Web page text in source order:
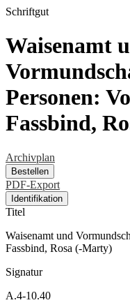
Schriftgut
Waisenamt
Personen:
Fassbind,
Archivplan
Bestellen
PDF-Export
Identifikation
Titel
Waisenamt und
Fassbind, Rosa (-Marty)
Signatur
A.4-10.40